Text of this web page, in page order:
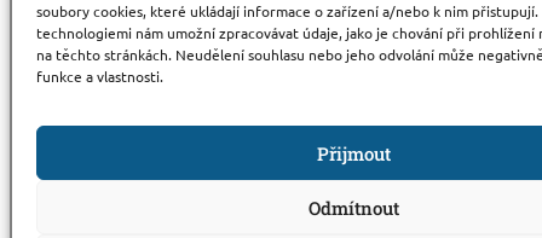
soubory cookies, které ukládají informace o zařízení a/nebo k nim přistupují.
technologiemi nám umožní zpracovávat údaje, jako je chování při prohlížení
na těchto stránkách. Neudělení souhlasu nebo jeho odvolání může
funkce a vlastnosti.
Přijmout
Odmítnout